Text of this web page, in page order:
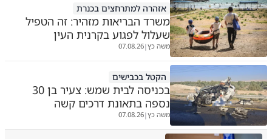
אזהרה למתרחצים בכנרת
משרד הבריאות מזהיר: זה הטפיל
שעלול לפגוע בקרנית העין
משה כץ|
07.08.26
הקטל בכבישים
בכניסה לבית שמש: צעיר בן 30
נספה בתאונת דרכים קשה
משה כץ|
07.08.26